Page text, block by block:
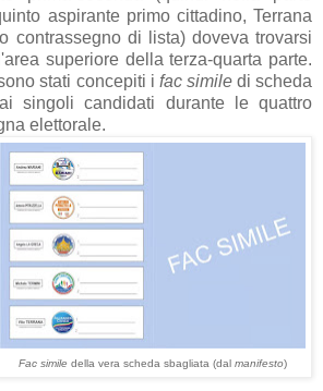
aspirante primo cittadino, Terrana
contrassegno di lista) doveva trovarsi
superiore della terza-quarta parte.
stati concepiti i fac similedi scheda
singoli candidati durante le quattro
elettorale.
Fac simile della vera scheda sbagliata (dal manifesto)